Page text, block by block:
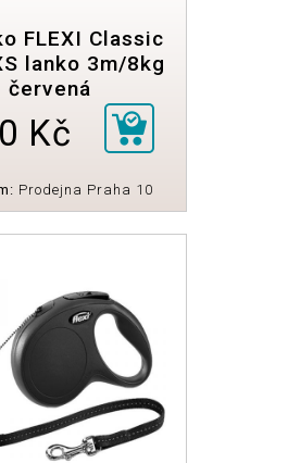
FLEXI Classic
lanko 3m/8kg
červená
Kč
Prodejna Praha 10